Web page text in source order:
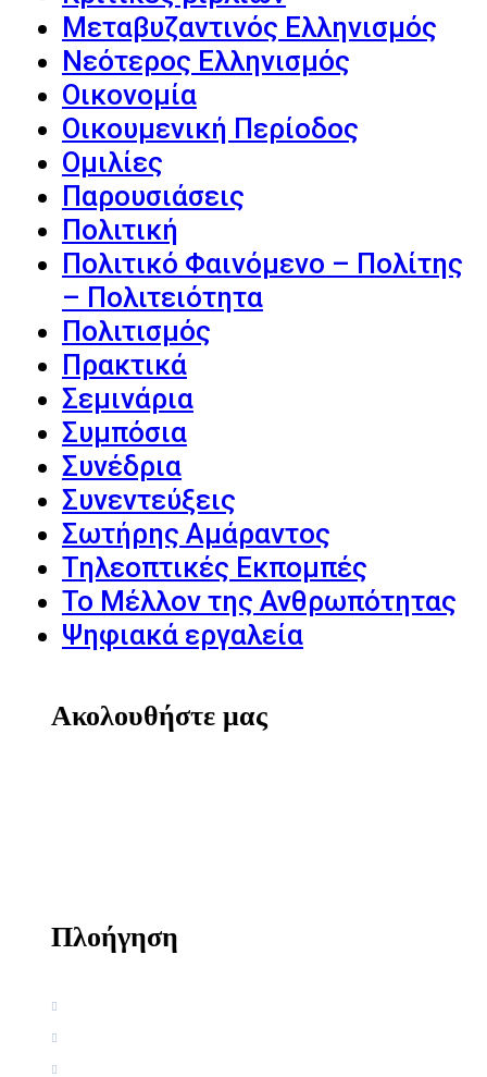
Μεταβυζαντινός Ελληνισμός
Νεότερος Ελληνισμός
Οικονομία
Οικουμενική Περίοδος
Ομιλίες
Παρουσιάσεις
Πολιτική
Πολιτικό Φαινόμενο – Πολίτης
– Πολιτειότητα
Πολιτισμός
Πρακτικά
Σεμινάρια
Συμπόσια
Συνέδρια
Συνεντεύξεις
Σωτήρης Αμάραντος
Τηλεοπτικές Εκπομπές
Το Μέλλον της Ανθρωπότητας
Ψηφιακά εργαλεία
Ακολουθήστε μας
Πλοήγηση